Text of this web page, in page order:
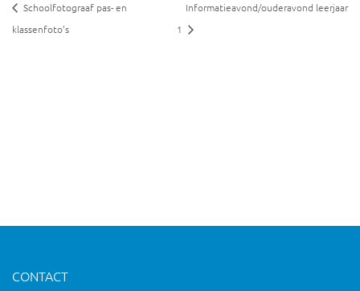
Schoolfotograaf pas- en
klassenfoto’s
Informatieavond/ouderavond leerjaar
1
CONTACT